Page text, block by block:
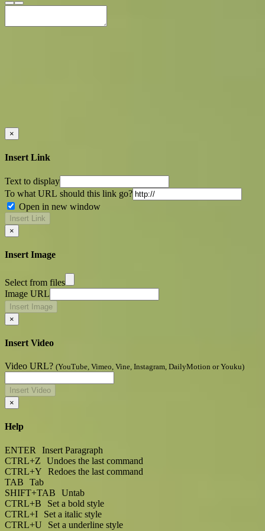
×
Insert Link
Text to display
To what URL should this link go?
Open in new window
Insert Link
×
Insert Image
Select from files
Image URL
Insert Image
×
Insert Video
Video URL? (YouTube, Vimeo, Vine, Instagram, DailyMotion or Youku)
Insert Video
×
Help
ENTER
Insert Paragraph
CTRL+Z
Undoes the last command
CTRL+Y
Redoes the last command
TAB
Tab
SHIFT+TAB
Untab
CTRL+B
Set a bold style
CTRL+I
Set a italic style
CTRL+U
Set a underline style